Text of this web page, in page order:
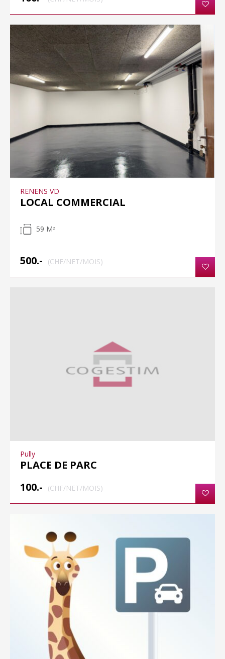
RENENS VD
LOCAL COMMERCIAL
59 M 2
500.- (CHF/NET/MOIS)
Pully
PLACE DE PARC
100.-
(CHF/NET/MOIS)